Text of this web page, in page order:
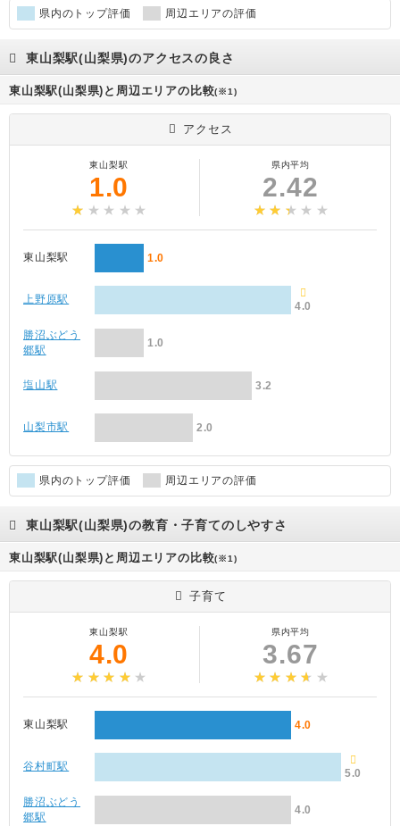
県内のトップ評価 周辺エリアの評価
東山梨駅(山梨県)のアクセスの良さ
東山梨駅(山梨県)と周辺エリアの比較(※1)
アクセス
東山梨駅
1.0
県内平均
2.42
東山梨駅 1.0
上野原駅
4.0
勝沼ぶどう
郷駅
1.0
塩山駅 3.2
山梨市駅 2.0
県内のトップ評価 周辺エリアの評価
東山梨駅(山梨県)の教育・子育てのしやすさ
東山梨駅(山梨県)と周辺エリアの比較(※1)
子育て
東山梨駅
4.0
県内平均
3.67
東山梨駅 4.0
谷村町駅
5.0
勝沼ぶどう
郷駅
4.0